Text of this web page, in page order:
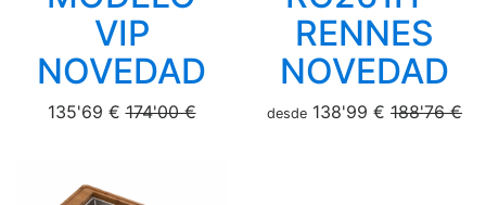
VIP
NOVEDAD
135'69 €174'00 €
RENNES
NOVEDAD
desde 138'99 € 188'76 €